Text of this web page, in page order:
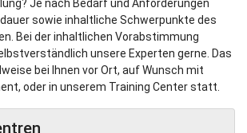
Je nach Bedarf und Anforderungen
sowie inhaltliche Schwerpunkte des
Bei der inhaltlichen Vorabstimmung
unsere Experten gerne. Das
bei Ihnen vor Ort, auf Wunsch mit
oder in unserem Training Center statt.